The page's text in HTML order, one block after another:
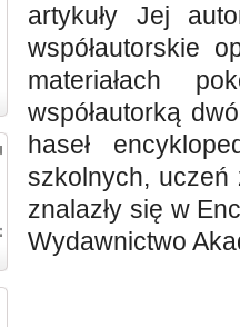
artykuły Jej
współautorskie
materiałach
współautorką
haseł
szkolnych, uczeń
znalazły się w
Wydawnictwo